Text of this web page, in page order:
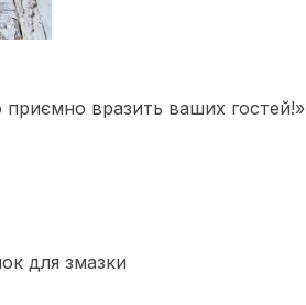
вразить ваших гостей!»
для змазки